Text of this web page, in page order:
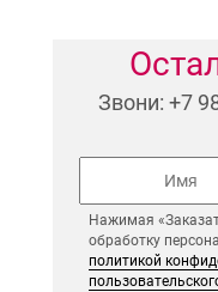
Звони: +7
Нажимая
обработку
политикой